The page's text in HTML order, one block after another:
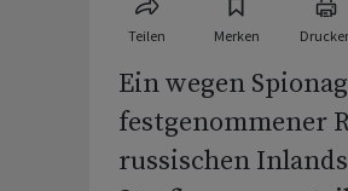
Teilen Merken
Ein wegen
festgenommener
russischen